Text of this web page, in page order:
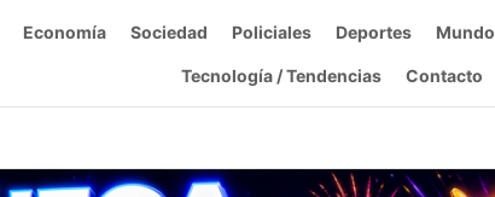
Economía Sociedad Policiales Deportes Mundo
Tecnología / Tendencias Contacto